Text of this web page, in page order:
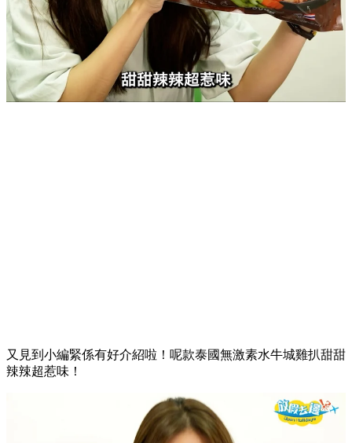
又見到小編緊係有好介紹啦！呢款泰國無激素水牛城雞扒甜甜
辣辣超惹味！